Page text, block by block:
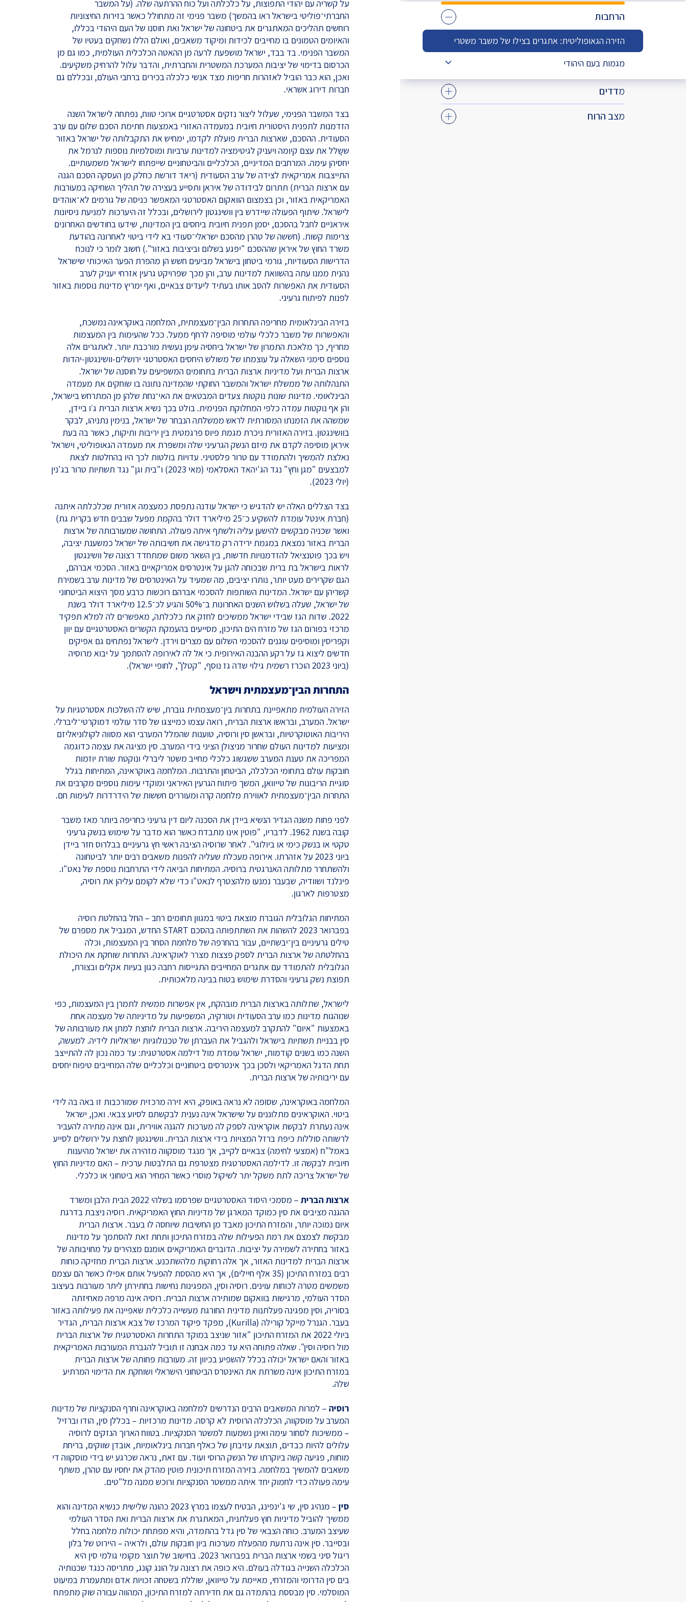
מדד הפלורליזם בישראל
דמוקרטיה
דת ומדינה
הרחבות
הזירה הגאופוליטית: אתגרים בצילו של משבר משטרי
מגמות בעם היהודי
מדדים
מצב הרוח
על קשריה עם יהודי התפוצות, על כלכלתה ועל כוח ההרתעה שלה. (על המשבר
החברתי־פוליטי בישראל ראו בהמשך) משבר פנימי זה מתחולל כאשר בזירות החיצוניות
רוחשים תהליכים המאתגרים את ביטחונה של ישראל ואת חוסנו של העם היהודי בכללו,
והאיומים הטמונים בו מחייבים לכידות ומיקוד משאבים, ואולם הללו נשחקים בעטיו של
המשבר הפנימי. בד בבד, ישראל מושפעת לרעה מן ההאטה הכלכלית העולמית, כמו גם מן
הכרסום בדימוי של יציבות המערכת המשטרית והחברתית, והדבר עלול להרחיק משקיעים.
ואכן, הוא כבר הוביל לאזהרות חריפות מצד אנשי כלכלה בכירים ברחבי העולם, ובכללם גם
חברות דירוג אשראי.
בצד המשבר הפנימי, שעלול ליצור נזקים אסטרטגיים ארוכי טווח, נפתחה לישראל השנה
הזדמנות לתפנית היסטורית חיובית במעמדה האזורי באמצעות חתימת הסכם שלום עם ערב
הסעודית. ההסכם, שארצות הברית פועלת לקדמו, ימחיש את התקבלותה של ישראל באזור
ששָלל את עצם קיומה ויעניק לגיטימציה למדינות ערביות ומוסלמיות נוספות לנרמל את
יחסיהן עימה. המרחבים המדיניים, הכלכליים והביטחוניים שייפתחו לישראל משמעותיים.
התייצבות אמריקאית לצידה של ערב הסעודית (ריאד דורשת כחלק מן העסקה הסכם הגנה
עם ארצות הברית) תתרום לבידודה של איראן ותסייע בעצירה של תהליך השחיקה במעורבות
האמריקאית באזור, וכן בצמצום הוואקום האסטרטגי המאפשר כניסה של גורמים לא־אוהדים
לישראל. שיתוף הפעולה שיידרש בין וושינגטון לירושלים, ובכלל זה היערכות למניעת ניסיונות
איראניים לחבל בהסכם, יסמן תפנית חיובית ביחסים בין המדינות, שידעו בחודשים האחרונים
צרימות קשות. (חששה של טהרן מהסכם ישראלי־סעודי בא לידי ביטוי לאחרונה בהודעת
משרד החוץ של איראן שההסכם "יפגע בשלום וביציבות באזור".) חשוב לומר כי לנוכח
הדרישות הסעודיות, גורמי ביטחון בישראל מביעים חשש הן מהפרת הפער האיכותי שישראל
נהנית ממנו עתה בהשוואת למדינות ערב, והן מכך שפרויקט גרעין אזרחי יעניק לערב
הסעודית את האפשרות להסב אותו בעתיד ליעדים צבאיים, ואף ימריץ מדינות נוספות באזור
לפנות לפיתוח גרעיני.
בזירה הבינלאומית מחריפה התחרות הבין־מעצמתית, המלחמה באוקראינה נמשכת,
והאפשרות של משבר כלכלי עולמי מוסיפה לרחף ממעל. ככל שהעימות בין המעצמות
מחריף, כך מלאכת התמרון של ישראל ביחסיה עימן נעשית מורכבת יותר. לאתגרים אלה
נוספים סימני השאלה על עוצמתו של משולש היחסים האסטרטגי ירושלים-וושינגטון-יהדות
ארצות הברית ועל מדיניות ארצות הברית בתחומים המשפיעים על חוסנה של ישראל.
התנהלותה של ממשלת ישראל והמשבר החוקתי שהמדינה נתונה בו שוחקים את מעמדה
הבינלאומי. מדינות שונות נוקטות צעדים המבטאים את האי־נחת שלהן מן המתרחש בישראל,
והן אף נוקטות עמדה כלפי המחלוקת הפנימית. בולט בכך נשיא ארצות הברית ג׳ו ביידן,
שמשהה את הזמנתו המסורתית לראש ממשלתה הנבחר של ישראל, בנימין נתניהו, לבקר
בוושינגטון. בזירה האזורית ניכרת מגמת פיוס פרגמטית בין יריבות ותיקות, כאשר בה בעת
איראן מוסיפה לקדם את מיזם הנשק הגרעיני שלה ומשפרת את מעמדה הגאופוליטי, וישראל
נאלצת להמשיך ולהתמודד עם טרור פלסטיני. עדויות בולטות לכך היו בהחלטות לצאת
למבצעים "מגן וחץ" נגד הג'יהאד האסלאמי (מאי 2023) ו"בית וגן" נגד תשתיות טרור בג'נין
(יולי 2023).
בצד הצללים האלה יש להדגיש כי ישראל עודנה נתפסת כמעצמה אזורית שכלכלתה איתנה
(חברת אינטל עומדת להשקיע כ־25 מיליארד דולר בהקמת מפעל שבבים חדש בקרית גת)
ואשר שכניה מבקשים להישען עליה ולשתף איתה פעולה. התחושה שמעורבותה של ארצות
הברית באזור נמצאת במגמת ירידה רק מדגישה את חשיבותה של ישראל כמשענת יציבה,
ויש בכך פוטנציאל להזדמנויות חדשות, בין השאר משום שמתחדד רצונה של וושינגטון
לראות בישראל בת ברית שבכוחה להגן על אינטרסים אמריקאיים באזור. הסכמי אברהם,
הגם שקרירים מעט יותר, נותרו יציבים, מה שמעיד על האינטרסים של מדינות ערב בשמירת
קשריהן עם ישראל. המדינות השותפות להסכמי אברהם רוכשות כרבע מסך היצוא הביטחוני
של ישראל, שעלה בשלוש השנים האחרונות ב־50% והגיע לכ־12.5 מיליארד דולר בשנת
2022. שדות הגז שבידי ישראל ממשיכים לחזק את כלכלתה, מאפשרים לה למלא תפקיד
מרכזי בפורום הגז של מזרח הים התיכון, מסייעים בהעמקת הקשרים האסטרטגיים עם יוון
וקפריסין ומוסיפים עוגנים להסכמי השלום עם מצרים וירדן. לישראל נפתחים גם אפיקים
חדשים ליצוא גז על רקע ההבנה האירופית כי אל לה לאירופה להסתמך על יבוא מרוסיה
(ביוני 2023 הוכרז רשמית גילוי שדה גז נוסף, "קטלן", לחופי ישראל).
התחרות הבין־מעצמתית וישראל
הזירה העולמית מתאפיינת בתחרות בין־מעצמתית גוברת, שיש לה השלכות אסטרטגיות על
ישראל. המערב, ובראשו ארצות הברית, רואה עצמו כמייצגו של סדר עולמי דמוקרטי־ליברלי.
היריבוֹת האוטוקרטיות, ובראשן סין ורוסיה, טוענות שהמלל המערבי הוא מסווה לקולוניאליזם
ומציעות למדינות העולם שחרור מניצולן הציני בידי המערב. סין מציגה את עצמה כדוגמה
המפריכה את טענת המערב ששגשוג כלכלי מחייב משטר ליברלי ונוקטת שורת יוזמות
חובקות עולם בתחומי הכלכלה, הביטחון והתרבות. המלחמה באוקראינה, המתיחות בגלל
סוגיית הריבונות של טייוואן, המשך פיתוח הגרעין האיראני ומוקדי עימות נוספים מקרבים את
התחרות הבין־מעצמתית לאווירת מלחמה קרה ומעוררים חששות של הידרדרות לעימות חם.
לפני פחות משנה הגדיר הנשיא ביידן את הסכנה ליום דין גרעיני כחריפה ביותר מאז משבר
קובה בשנת 1962. לדבריו, "פוטין אינו מתבדח כאשר הוא מדבר על שימוש בנשק גרעיני
טקטי או בנשק כימי או ביולוגי". לאחר שרוסיה הציבה ראשי חץ גרעיניים בבלרוס חזר ביידן
ביוני 2023 על אזהרתו. אירופה מעכלת שעליה להפנות משאבים רבים יותר לביטחונה
ולהשתחרר מתלותה האנרגטית ברוסיה. המתיחות הביאה לידי התרחבות נוספת של נאט"ו.
פינלנד ושוודיה, שבעבר נמנעו מלהצטרף לנאט"ו כדי שלא לקומם עליהן את רוסיה,
מצטרפות לארגון.
המתיחות הגלובלית הגוברת מוצאת ביטוי במגוון תחומים רחב – החל בהחלטת רוסיה
בפברואר 2023 להשהות את השתתפותה בהסכם START החדש, המגביל את מספרם של
טילים גרעיניים בין־יבשתיים, עבוֹר בהחרפה של מלחמת הסחר בין המעצמות, וכלה
בהחלטתה של ארצות הברית לספק פצצות מצרר לאוקראינה. התחרות שוחקת את היכולת
הגלובלית להתמודד עם אתגרים המחייבים התגייסות רחבה כגון בעיות אקלים ובצורת,
תפוצת נשק גרעיני והסדרת שימוש בטוח בבינה מלאכותית.
לישראל, שתלותה בארצות הברית מובהקת, אין אפשרות ממשית לתמרן בין המעצמות, כפי
שנוהגות מדינות כמו ערב הסעודית וטורקיה, המשפיעות על מדיניותה של מעצמה אחת
באמצעות "איום" להתקרב למעצמה היריבה. ארצות הברית לוחצת למתן את מעורבותה של
סין בבניית תשתיות בישראל ולהגביל את העברתן של טכנולוגיות ישראליות לידיה. למעשה,
השנה כמו בשנים קודמות, ישראל עומדת מול דילמה אסטרטגית: עד כמה נכון לה להתייצב
תחת הדגל האמריקאי ולסכן בכך אינטרסים ביטחוניים וכלכליים שלה המחייבים טיפוח יחסים
עם יריבותיה של ארצות הברית.
המלחמה באוקראינה, שסוֹפה לא נראה באופק, היא זירה מרכזית שמורכבות זו באה בה לידי
ביטוי. האוקראינים מתלוננים על שישראל אינה נענית לבקשתם לסיוע צבאי. ואכן, ישראל
אינה נעתרת לבקשת אוקראינה לספק לה מערכות להגנה אווירית, וגם אינה מתירה להעביר
לרשותה סוללות כיפת ברזל המצויות בידי ארצות הברית. וושינגטון לוחצת על ירושלים לסייע
באמל"ח (אמצעי לחימה) צבאיים לקייב, אך מנגד מוסקווה מזהירה את ישראל מהיענות
חיובית לבקשה זו. לדילמה האסטרטגית מצטרפת גם התלבטות ערכית – האם מדיניות החוץ
של ישראל צריכה לתת משקל יתר לשיקול מוסרי כאשר המחיר הוא ביטחוני או כלכלי.
ארצות הברית
– מסמכי היסוד האסטרטגיים שפרסמו בשלהי 2022 הבית הלבן ומשרד
ההגנה מציבים את סין כמוקד המארגן של מדיניות החוץ האמריקאית. רוסיה ניצבת בדרגת
איום נמוכה יותר, והמזרח התיכון מאבד מן החשיבות שיוחסה לו בעבר. ארצות הברית
מבקשת לצמצם את רמת הפעילות שלה במזרח התיכון ותחת זאת להסתמך על מדינות
באזור בחתירה לשמירה על יציבות. הדוברים האמריקאים אומנם מצהירים על מחויבותה של
ארצות הברית למדינות האזור, אך אלה רחוקות מלהשתכנע. ארצות הברית מחזיקה כוחות
רבים במזרח התיכון (35 אלף חיילים), אך היא מהססת להפעיל אותם אפילו כאשר הם עצמם
משמשים מטרה לכוחות עוינים. רוסיה וסין, המפגינות נחישות בחתירתן ליתר מעורבות בעיצוב
הסדר העולמי, מרגישות בוואקום שמותירה ארצות הברית. רוסיה אינה מרפה מאחיזתה
בסוריה, וסין מפגינה פעלתנות מדינית החורגת מעשייה כלכלית שאפיינה את פעילותה באזור
בעבר. הגנרל מייקל קורילה (Kurilla), מפקד פיקוד המרכז של צבא ארצות הברית, הגדיר
ביולי 2022 את המזרח התיכון "אזור שניצב במוקד התחרות האסטרטגית של ארצות הברית
מול רוסיה וסין". שאלה פתוחה היא עד כמה אבחנה זו תוביל להגברת המעורבות האמריקאית
באזור והאם ישראל יכולה בכלל להשפיע בכיוון זה. מעורבות פחותה של ארצות הברית
במזרח התיכון אינה משרתת את האינטרס הביטחוני הישראלי ושוחקת את הדימוי המרתיע
שלה.
רוסיה – למרות המשאבים הרבים הנדרשים למלחמה באוקראינה וחרף הסנקציות של מדינות
המערב על מוסקווה, הכלכלה הרוסית לא קרסה. מדינות מרכזיות – בכללן סין, הודו וברזיל
– ממשיכות לסחור עימה ואינן נשמעות למשטר הסנקציות. בטווח הארוך הנזקים לרוסיה
עלולים להיות כבדים, תוצאת עזיבתן של כאלף חברות בינלאומיות, אובדן שווקים, בריחת
מוחות, פגיעה קשה ביוקרתו של הנשק הרוסי ועוד. עם זאת, נראה שכרגע יש בידי מוסקווה די
משאבים להמשיך במלחמה. בזירה המזרח תיכונית פוטין מהדק את יחסיו עם טהרן, משתף
עימה פעולה כדי לחמוק יחד איתה ממשטר הסנקציות ורוכש ממנה מל"טים.
סין
– מנהיג סין, שי ג'ינפינג, הבטיח לעצמו במרץ 2023 כהונה שלישית כנשיא המדינה והוא
ממשיך להוביל מדיניות חוץ פעלתנית, המאתגרת את ארצות הברית ואת הסדר העולמי
שעיצב המערב. כוחה הצבאי של סין גדל בהתמדה, והיא מפתחת יכולות מלחמה בחלל
ובסייבר. סין אינה נרתעת מהפעלת מערכות ביון חובקות עולם, ולראיה – היירוט של בלון
ריגול סיני בשמי ארצות הברית בפברואר 2023. בחישוב של תוצר מקומי גולמי סין היא
הכלכלה השנייה בגודלה בעולם. היא כופה את רצונה על הונג קונג, מתריסה כנגד שכנותיה
בים סין הדרומי והמזרחי, מאיימת על טייוואן, שוללת בשטחה זכויות אדם ומתעמרת במיעוט
המוסלמי. סין מבססת בהתמדה גם את חדירתה למזרח התיכון, המהווה עבורה שוק מתפתח